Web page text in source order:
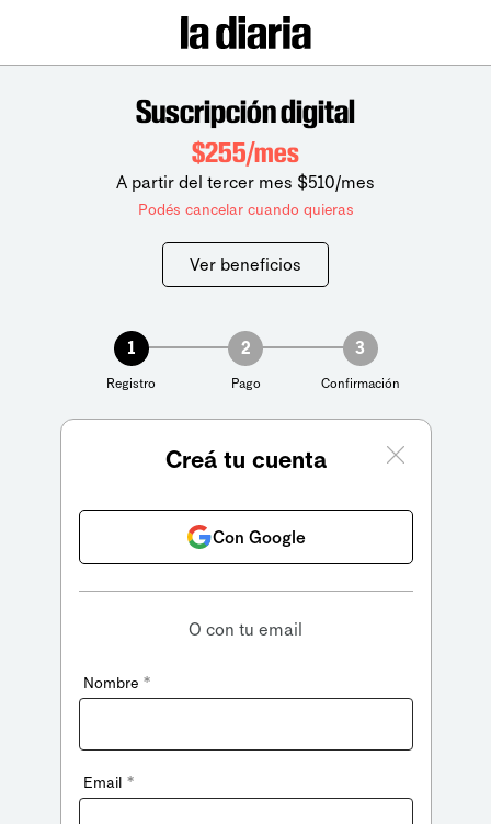
Suscripción digital
$255/mes
A partir del tercer mes $510/mes
Podés cancelar cuando quieras
Ver beneficios
1
Registro
2
Pago
3
Confirmación
Creá tu cuenta
Con Google
O con tu email
Nombre *
Email *